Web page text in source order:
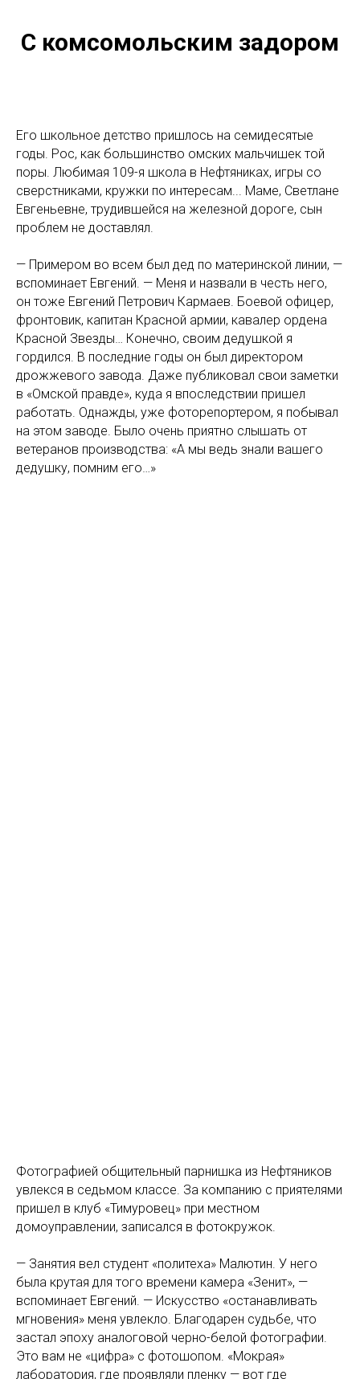
С комсомольским задором
Его школьное детство пришлось на семидесятые
годы. Рос, как большинство омских мальчишек той
поры. Любимая 109-я школа в Нефтяниках, игры со
сверстниками, кружки по интересам... Маме, Светлане
Евгеньевне, трудившейся на железной дороге, сын
проблем не доставлял.
— Примером во всем был дед по материнской линии, —
вспоминает Евгений. — Меня и назвали в честь него,
он тоже Евгений Петрович Кармаев. Боевой офицер,
фронтовик, капитан Красной армии, кавалер ордена
Красной Звезды… Конечно, своим дедушкой я
гордился. В последние годы он был директором
дрожжевого завода. Даже публиковал свои заметки
в «Омской правде», куда я впоследствии пришел
работать. Однажды, уже фоторепортером, я побывал
на этом заводе. Было очень приятно слышать от
ветеранов производства: «А мы ведь знали вашего
дедушку, помним его…»
Фотографией общительный парнишка из Нефтяников
увлекся в седьмом классе. За компанию с приятелями
пришел в клуб «Тимуровец» при местном
домоуправлении, записался в фотокружок.
— Занятия вел студент «политеха» Малютин. У него
была крутая для того времени камера «Зенит», —
вспоминает Евгений. — Искусство «останавливать
мгновения» меня увлекло. Благодарен судьбе, что
застал эпоху аналоговой черно-белой фотографии.
Это вам не «цифра» с фотошопом. «Мокрая»
лаборатория, где проявляли пленку — вот где